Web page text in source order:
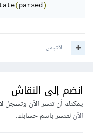
(parsed)
اقتباس
انضم إلى النقاش
يمكنك أن تنشر الآن وتسجل
الآنلتنشر باسم حسابك.